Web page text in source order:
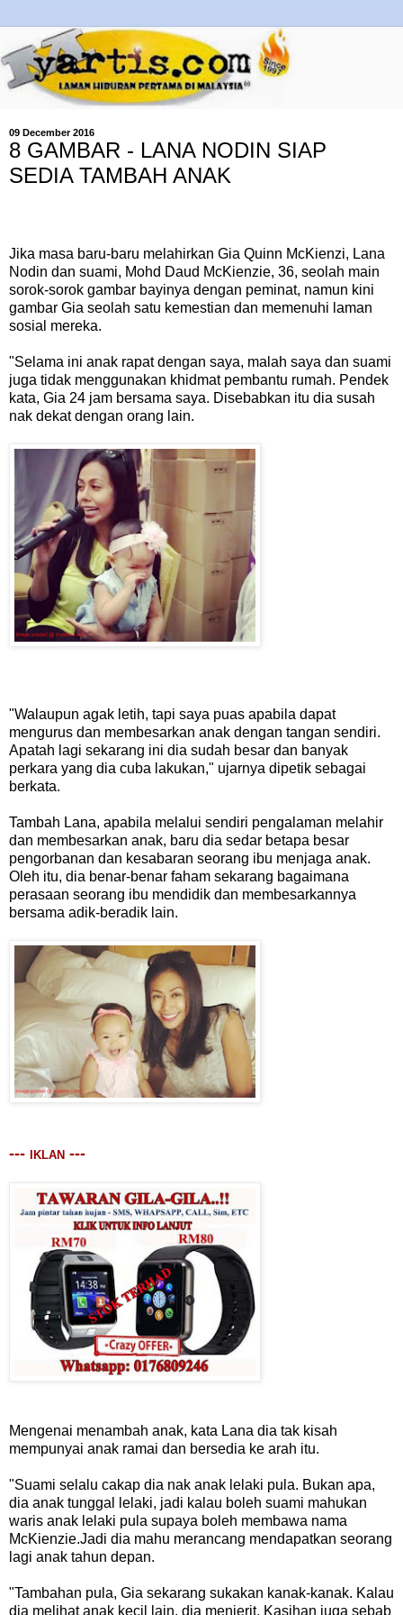
09 December 2016
8 GAMBAR - LANA NODIN SIAP
SEDIA TAMBAH ANAK
Jika masa baru-baru melahirkan Gia Quinn McKienzi, Lana
Nodin dan suami, Mohd Daud McKienzie, 36, seolah main
sorok-sorok gambar bayinya dengan peminat, namun kini
gambar Gia seolah satu kemestian dan memenuhi laman
sosial mereka.
"Selama ini anak rapat dengan saya, malah saya dan suami
juga tidak menggunakan khidmat pembantu rumah. Pendek
kata, Gia 24 jam bersama saya. Disebabkan itu dia susah
nak dekat dengan orang lain.
"Walaupun agak letih, tapi saya puas apabila dapat
mengurus dan membesarkan anak dengan tangan sendiri.
Apatah lagi sekarang ini dia sudah besar dan banyak
perkara yang dia cuba lakukan," ujarnya dipetik sebagai
berkata.
Tambah Lana, apabila melalui sendiri pengalaman melahir
dan membesarkan anak, baru dia sedar betapa besar
pengorbanan dan kesabaran seorang ibu menjaga anak.
Oleh itu, dia benar-benar faham sekarang bagaimana
perasaan seorang ibu mendidik dan membesarkannya
bersama adik-beradik lain.
--- IKLAN ---
Mengenai menambah anak, kata Lana dia tak kisah
mempunyai anak ramai dan bersedia ke arah itu.
"Suami selalu cakap dia nak anak lelaki pula. Bukan apa,
dia anak tunggal lelaki, jadi kalau boleh suami mahukan
waris anak lelaki pula supaya boleh membawa nama
McKienzie.Jadi dia mahu merancang mendapatkan seorang
lagi anak tahun depan.
"Tambahan pula, Gia sekarang sukakan kanak-kanak. Kalau
dia melihat anak kecil lain, dia menjerit. Kasihan juga sebab